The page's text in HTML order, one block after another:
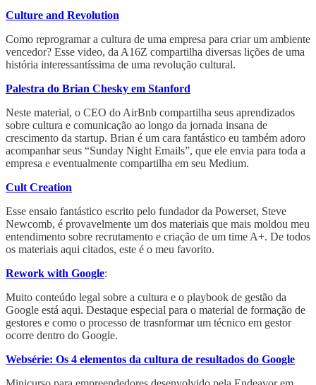
Culture and Revolution
Como reprogramar a cultura de uma empresa para criar um ambiente
vencedor? Esse video, da A16Z compartilha diversas lições de uma
história interessantíssima de uma revolução cultural.
Palestra do Brian Chesky em Stanford
Neste material, o CEO do AirBnb compartilha seus aprendizados
sobre cultura e comunicação ao longo da jornada insana de
crescimento da startup. Brian é um cara fantástico eu também adoro
acompanhar seus “Sunday Night Emails”, que ele envia para toda a
empresa e eventualmente compartilha em seu Medium.
Cult Creation
Esse ensaio fantástico escrito pelo fundador da Powerset, Steve
Newcomb, é provavelmente um dos materiais que mais moldou meu
entendimento sobre recrutamento e criação de um time A+. De todos
os materiais aqui citados, este é o meu favorito.
Rework with Google:
Muito conteúdo legal sobre a cultura e o playbook de gestão da
Google está aqui. Destaque especial para o material de formação de
gestores e como o processo de trasnformar um técnico em gestor
ocorre dentro do Google.
Websérie: Os 4 elementos da cultura de resultados do Google